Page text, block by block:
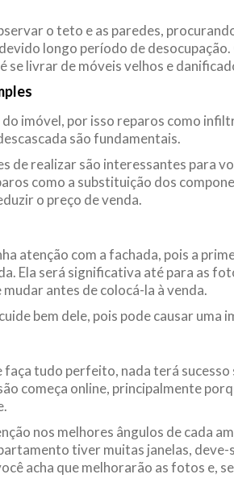
o teto e as paredes,
longo período de
se livrar de móveis velhos e
imóvel, por isso reparos como
são fundamentais.
de realizar são interessantes para
como a substituição dos
o preço de venda.
atenção com a fachada, pois a
Ela será significativa até para as
antes de colocá-la à venda.
bem dele, pois pode causar uma
faça tudo perfeito, nada terá sucesso
começa online, principalmente
nos melhores ângulos de cada
tiver muitas janelas, deve-
acha que melhorarão as fotos e,